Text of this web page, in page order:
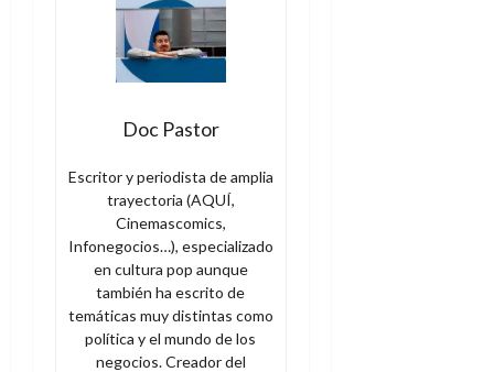
Doc Pastor
Escritor y periodista de amplia
trayectoria (AQUÍ,
Cinemascomics,
Infonegocios…), especializado
en cultura pop aunque
también ha escrito de
temáticas muy distintas como
política y el mundo de los
negocios. Creador del